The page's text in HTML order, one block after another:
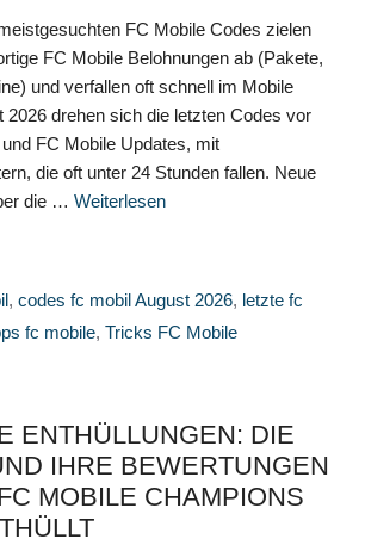
FC Mobile Codes zielen
FC Mobile Belohnungen ab (Pakete,
und verfallen oft schnell im Mobile
2026 drehen sich die letzten Codes vor
FC Mobile Updates, mit
die oft unter 24 Stunden fallen. Neue
die … Weiterlesen
, codes fc mobil August 2026, letzte fc
fc mobile, Tricks FC Mobile
ENTHÜLLUNGEN: DIE
IHRE BEWERTUNGEN
MOBILE CHAMPIONS